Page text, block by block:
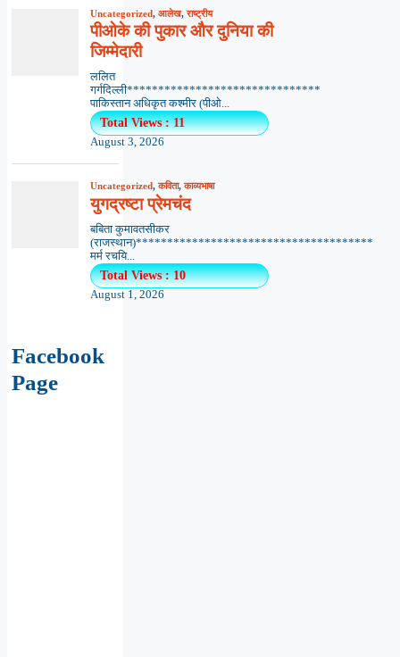
Uncategorized, आलेख,राष्ट्रीय
पीओके की पुकार और दुनिया की
जिम्मेदारी
ललित
गर्गदिल्ली*******************************
पाकिस्तान अधिकृत कश्मीर (पीओ...
Total Views : 11
August 3, 2026
Uncategorized,कविता,काव्यभाषा
युगद्रष्टा प्रेमचंद
बबिता कुमावतसीकर
(राजस्थान)**************************************
मर्म रचयि...
Total Views : 10
August 1, 2026
Facebook
Page